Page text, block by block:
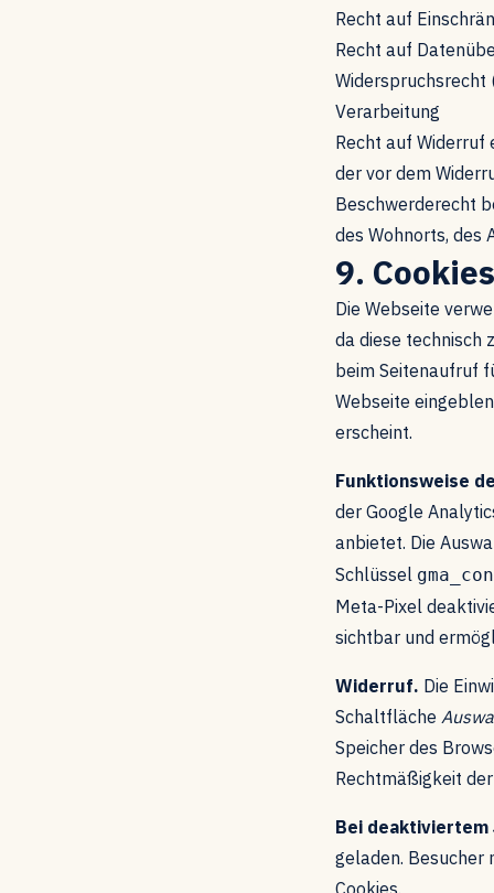
Recht auf
Recht auf
Widerspruchsrecht
Verarbeitung
Recht auf Widerruf
der vor dem
Beschwerderecht
des Wohnorts, des
9.
Die Webseite
da diese technisch
beim Seitenaufruf
Webseite
erscheint.
Funktionsweise
der Google
anbietet. Die
Schlüssel
Meta-Pixel
sichtbar und
Widerruf. Die
Schaltfläche
Speicher des
Rechtmäßigkeit
Bei deaktiviertem
geladen.
Cookies.